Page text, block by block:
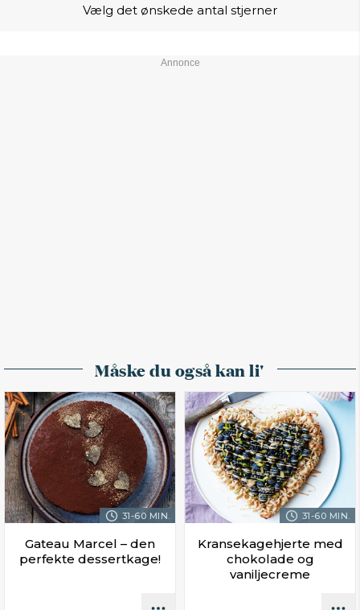
Vælg det ønskede antal stjerner
Måske du også kan li'
31-60 MIN.
Gateau Marcel – den
perfekte dessertkage!
31-60 MIN.
Kransekagehjerte med
chokolade og
vaniljecreme